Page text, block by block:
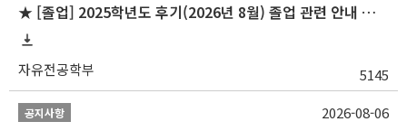
★ [졸업] 2025학년도 후기(2026년 8월) 졸업 관련 안내 및 확정자 명단 공지
자유전공학부 5145
공지사항 2026-08-06